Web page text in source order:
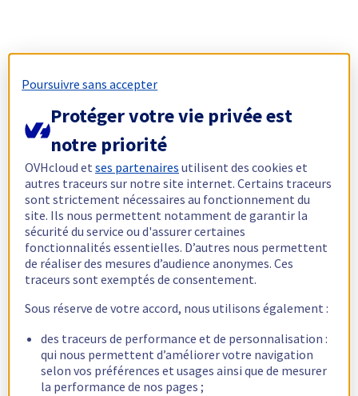
Poursuivre sans accepter
Protéger votre vie privée est
notre priorité
OVHcloud etses partenaires utilisent des cookies et
autres traceurs sur notre site internet. Certains traceurs
sont strictement nécessaires au fonctionnement du
site. Ils nous permettent notamment de garantir la
sécurité du service ou d'assurer certaines
fonctionnalités essentielles. D’autres nous permettent
de réaliser des mesures d’audience anonymes. Ces
traceurs sont exemptés de consentement.
Sous réserve de votre accord, nous utilisons également :
des traceurs de performance et de personnalisation :
qui nous permettent d’améliorer votre navigation
selon vos préférences et usages ainsi que de mesurer
la performance de nos pages ;